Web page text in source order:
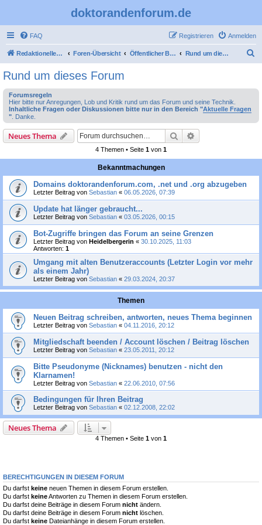
doktorandenforum.de
FAQ Anmelden
Registrieren
Redaktioneller Teil Foren-Übersicht Öffentlicher Bereich Rund um dieses Forum
Rund um dieses Forum
Forumsregeln
Hier bitte nur Anregungen, Lob und Kritik rund um das Forum und seine Technik.
Inhaltliche Fragen oder Diskussionen bitte nur in den Bereich "Aktuelle Fragen
" . Danke.
Neues Thema Suche
4 Themen • Seite 1 von 1
Bekanntmachungen
Domains doktorandenforum.com, .net und .org abzugeben
Letzter Beitrag von Sebastian « 06.05.2026, 07:39
Update hat länger gebraucht...
Letzter Beitrag von Sebastian « 03.05.2026, 00:15
Bot-Zugriffe bringen das Forum an seine Grenzen
Letzter Beitrag von Heidelbergerin « 30.10.2025, 11:03
Antworten: 1
Umgang mit alten Benutzeraccounts (Letzter Login vor mehr
als einem Jahr)
Letzter Beitrag von Sebastian « 29.03.2024, 20:37
Themen
Neuen Beitrag schreiben, antworten, neues Thema beginnen
Letzter Beitrag von Sebastian « 04.11.2016, 20:12
Mitgliedschaft beenden / Account löschen / Beitrag löschen
Letzter Beitrag von Sebastian « 23.05.2011, 20:12
Bitte Pseudonyme (Nicknames) benutzen - nicht den
Klarnamen!
Letzter Beitrag von Sebastian « 22.06.2010, 07:56
Bedingungen für Ihren Beitrag
Letzter Beitrag von Sebastian « 02.12.2008, 22:02
Neues Thema
4 Themen • Seite 1 von 1
BERECHTIGUNGEN IN DIESEM FORUM
Du darfst keine neuen Themen in diesem Forum erstellen.
Du darfst keineAntworten zu Themen in diesem Forum erstellen.
Du darfst deine Beiträge in diesem Forum nicht ändern.
Du darfst deine Beiträge in diesem Forum nicht löschen.
Du darfst keine Dateianhänge in diesem Forum erstellen.